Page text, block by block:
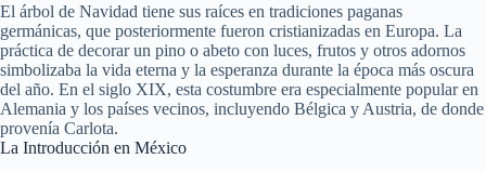
El árbol de Navidad tiene sus raíces en tradiciones paganas
germánicas, que posteriormente fueron cristianizadas en Europa. La
práctica de decorar un pino o abeto con luces, frutos y otros adornos
simbolizaba la vida eterna y la esperanza durante la época más oscura
del año. En el siglo XIX, esta costumbre era especialmente popular en
Alemania y los países vecinos, incluyendo Bélgica y Austria, de donde
provenía Carlota.
La Introducción en México